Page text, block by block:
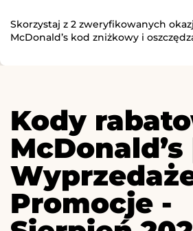
Skorzystaj z 2 zweryfikowanych
McDonald’s kod zniżkowy i
Kody
McDonald’s
Promocje -